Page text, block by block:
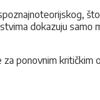
dokazuju
ponovnim